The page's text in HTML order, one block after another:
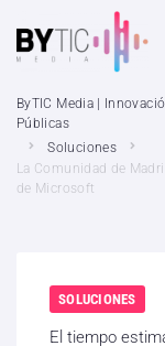
ByTIC Media |
Públicas
Soluciones
La Comunidad de
de Microsoft
SOLUCIONES
El tiempo